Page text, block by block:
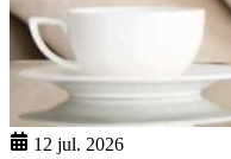
12 jul. 2026